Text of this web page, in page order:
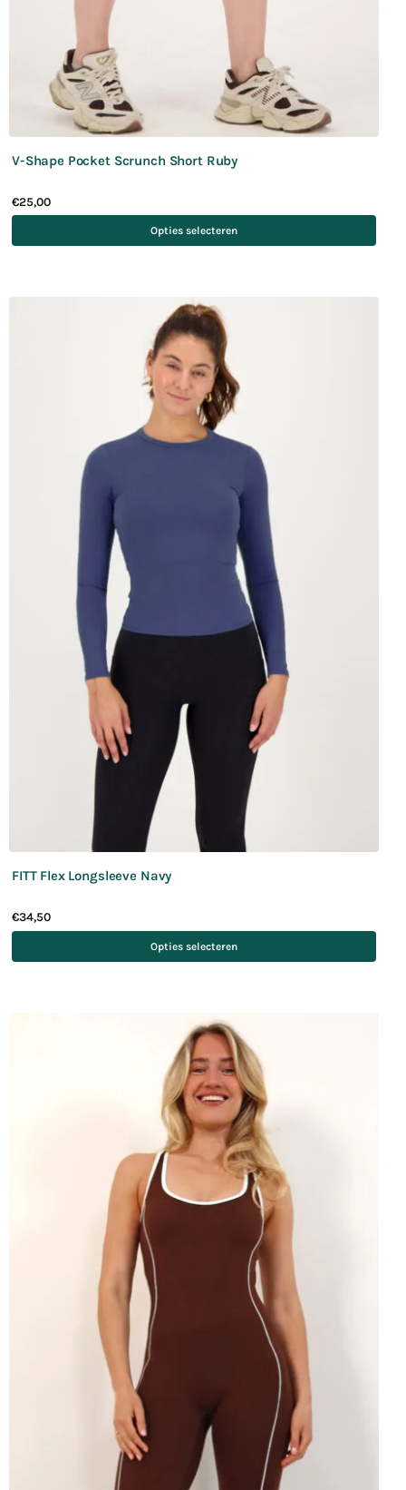
V-Shape Pocket Scrunch Short Ruby
€25,00
Opties selecteren
FITT Flex Longsleeve Navy
€34,50
Opties selecteren